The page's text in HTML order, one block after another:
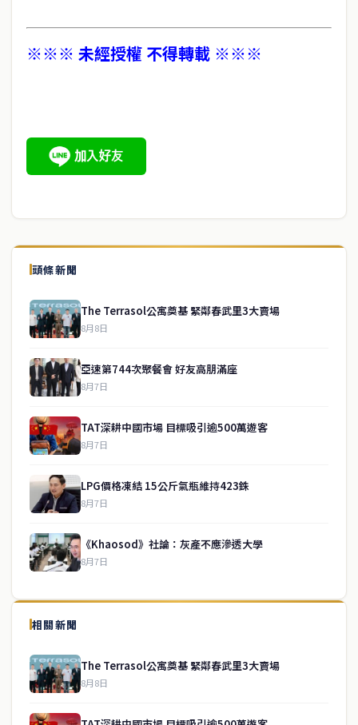
※※※ 未經授權 不得轉載 ※※※
頭條新聞
The Terrasol公寓奠基 緊鄰春武里3大賣場
8月8日
亞速第744次聚餐會 好友高朋滿座
8月7日
TAT深耕中國市場 目標吸引逾500萬遊客
8月7日
LPG價格凍結 15公斤氣瓶維持423銖
8月7日
《Khaosod》社論：灰產不應滲透大學
8月7日
相關新聞
The Terrasol公寓奠基 緊鄰春武里3大賣場
8月8日
泰國中文新聞（TCN）是一家總部設於曼谷的中文新聞媒體，致力於
報導泰國當地政治、經濟、華人社群與社會時事，為在泰華人讀者提
供即時、客觀、多元的中文新聞內容。
service@thaichinesenews.com ↑ 回到頂端